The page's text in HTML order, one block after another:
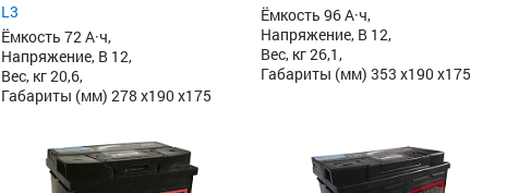
L3
Ёмкость 72 А·ч,
Напряжение, В 12,
Вес, кг 20,6,
Габариты (мм) 278 x190 x175
Ёмкость 96 А·ч,
Напряжение, В 12,
Вес, кг 26,1,
Габариты (мм) 353 x190 x175